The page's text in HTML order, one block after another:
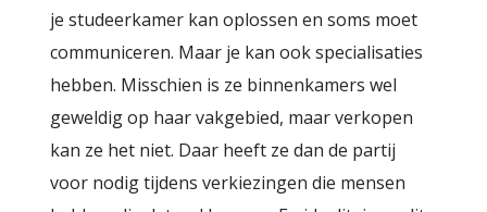
je studeerkamer kan oplossen en soms moet
communiceren. Maar je kan ook specialisaties
hebben. Misschien is ze binnenkamers wel
geweldig op haar vakgebied, maar verkopen
kan ze het niet. Daar heeft ze dan de partij
voor nodig tijdens verkiezingen die mensen